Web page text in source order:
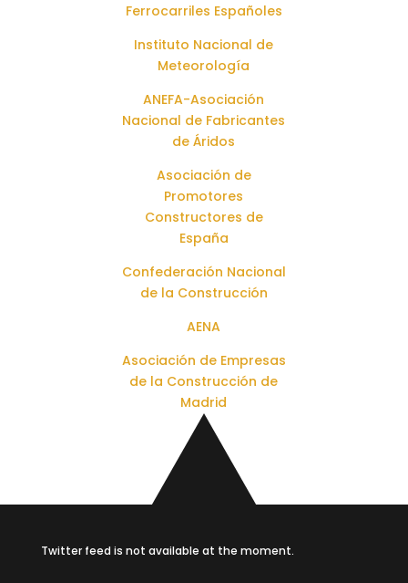
Ferrocarriles Españoles
Instituto Nacional de
Meteorología
ANEFA-Asociación
Nacional de Fabricantes
de Áridos
Asociación de
Promotores
Constructores de
España
Confederación Nacional
de la Construcción
AENA
Asociación de Empresas
de la Construcción de
Madrid
Twitter feed is not available at the moment.